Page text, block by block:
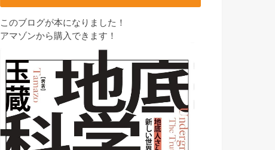
このブログが本になりました！
アマゾンから購入できます！